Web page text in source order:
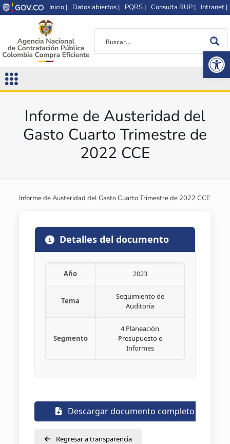
Inicio | Datos abiertos | PQRS | Consulta RUP | Intranet |
Informe de Austeridad del
Gasto Cuarto Trimestre de
2022 CCE
Informe de Austeridad del Gasto Cuarto Trimestre de 2022 CCE
Detalles del documento
Año 2023
Tema
Seguimiento de
Auditoría
Segmento
4 Planeación
Presupuesto e
Informes
Descargar documento completo
Regresar a transparencia